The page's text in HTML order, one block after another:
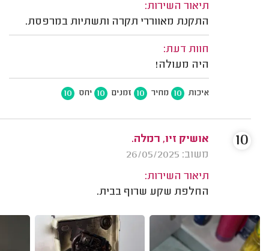
תיאור השירות:
התקנת מאווררי תקרה ותשתיות במרפסת.
חוות דעת:
היה מעולה!
איכות 10 מחיר 10 זמנים 10 יחס 10
אושיק זיו, רמלה.
משוב: 26/05/2025
תיאור השירות:
החלפת שקע שרוף בבית.
10